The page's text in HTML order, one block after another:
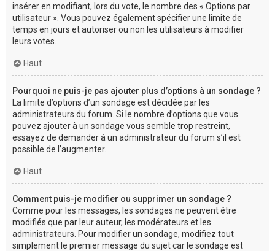
insérer en modifiant, lors du vote, le nombre des « Options par
utilisateur ». Vous pouvez également spécifier une limite de
temps en jours et autoriser ou non les utilisateurs à modifier
leurs votes.
Haut
Pourquoi ne puis-je pas ajouter plus d’options à un sondage ?
La limite d’options d’un sondage est décidée par les
administrateurs du forum. Si le nombre d’options que vous
pouvez ajouter à un sondage vous semble trop restreint,
essayez de demander à un administrateur du forum s’il est
possible de l’augmenter.
Haut
Comment puis-je modifier ou supprimer un sondage ?
Comme pour les messages, les sondages ne peuvent être
modifiés que par leur auteur, les modérateurs et les
administrateurs. Pour modifier un sondage, modifiez tout
simplement le premier message du sujet car le sondage est